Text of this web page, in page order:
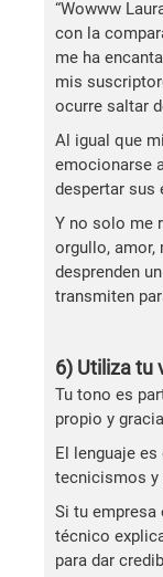
“Wowww
con la
me ha
mis
ocurre saltar
Al igual que
emocionarse
despertar sus
Y no solo me
orgullo, amor,
desprenden
transmiten
6) Utiliza tu
Tu tono es
propio y
El lenguaje
tecnicismos y
Si tu empresa
técnico
para dar